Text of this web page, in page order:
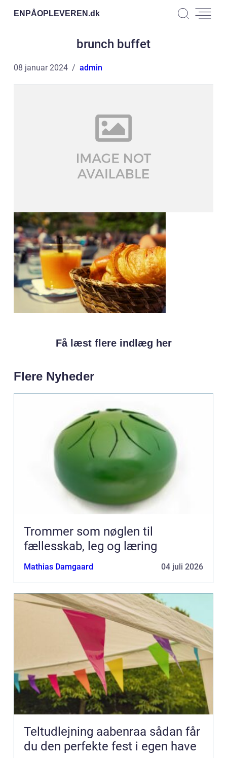
ENPÅOPLEVEREN.dk
brunch buffet
08 januar 2024 admin
Få læst flere indlæg her
Flere Nyheder
Trommer som nøglen til
fællesskab, leg og læring
Mathias Damgaard 04 juli 2026
Teltudlejning aabenraa sådan får
du den perfekte fest i egen have